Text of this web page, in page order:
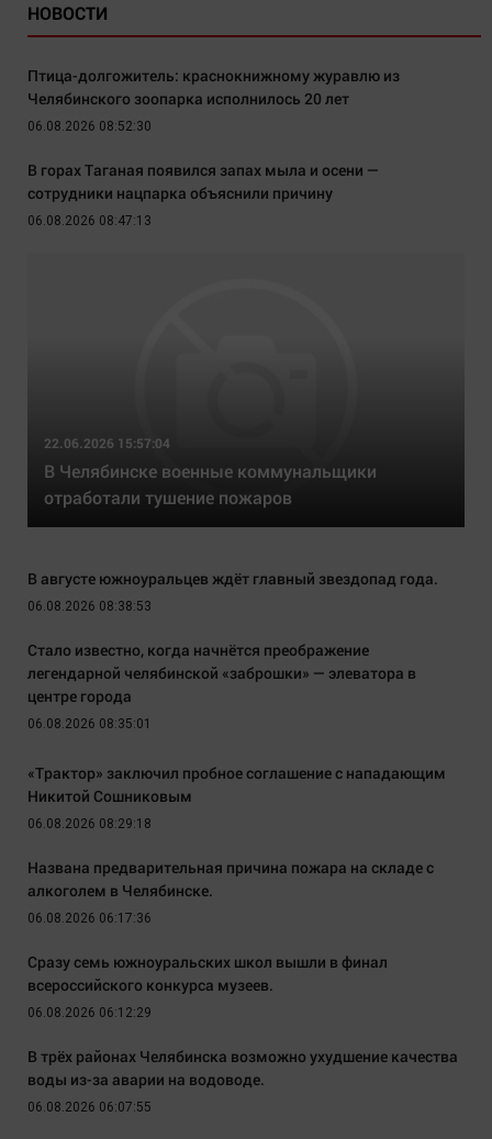
НОВОСТИ
Птица-долгожитель: краснокнижному журавлю из
Челябинского зоопарка исполнилось 20 лет
06.08.2026 08:52:30
В горах Таганая появился запах мыла и осени —
сотрудники нацпарка объяснили причину
06.08.2026 08:47:13
22.06.2026 15:57:04
В Челябинске военные коммунальщики
отработали тушение пожаров
В августе южноуральцев ждёт главный звездопад года.
06.08.2026 08:38:53
Стало известно, когда начнётся преображение
легендарной челябинской «заброшки» — элеватора в
центре города
06.08.2026 08:35:01
«Трактор» заключил пробное соглашение с нападающим
Никитой Сошниковым
06.08.2026 08:29:18
Названа предварительная причина пожара на складе с
алкоголем в Челябинске.
06.08.2026 06:17:36
Сразу семь южноуральских школ вышли в финал
всероссийского конкурса музеев.
06.08.2026 06:12:29
В трёх районах Челябинска возможно ухудшение качества
воды из-за аварии на водоводе.
06.08.2026 06:07:55